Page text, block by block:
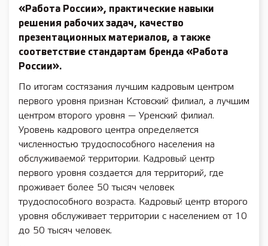
«Работа России», практические навыки
решения рабочих задач, качество
презентационных материалов, а также
соответствие стандартам бренда «Работа
России».
По итогам состязания лучшим кадровым центром
первого уровня признан Кстовский филиал, а лучшим
центром второго уровня — Уренский филиал.
Уровень кадрового центра определяется
численностью трудоспособного населения на
обслуживаемой территории. Кадровый центр
первого уровня создается для территорий, где
проживает более 50 тысяч человек
трудоспособного возраста. Кадровый центр второго
уровня обслуживает территории с населением от 10
до 50 тысяч человек.